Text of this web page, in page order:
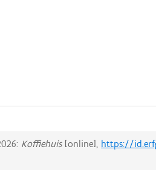
Koffiehuis[online], https://